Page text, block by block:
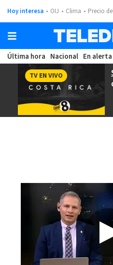
Hoy interesa OIJ Clima Precio
Última hora Nacional En alerta
TV EN VIVO